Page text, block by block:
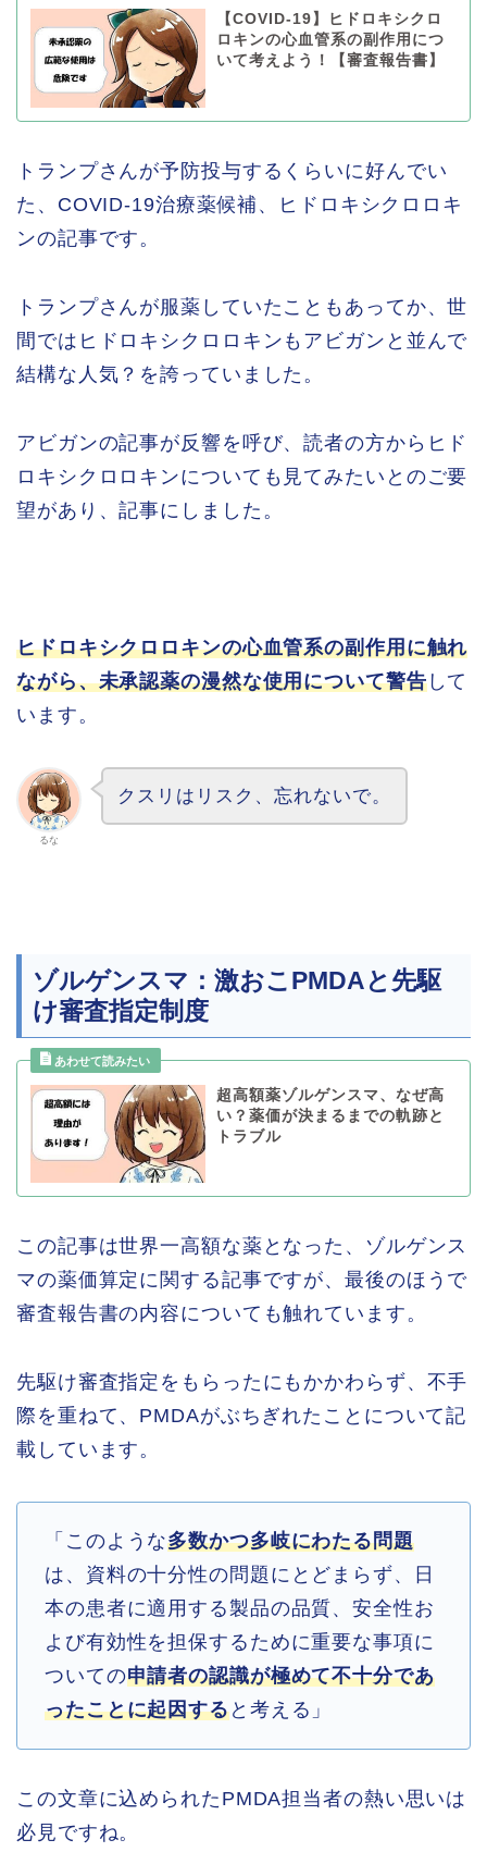
【COVID-19】ヒドロキシクロ
ロキンの心血管系の副作用につ
いて考えよう！【審査報告書】
トランプさんが予防投与するくらいに好んでい
た、COVID-19治療薬候補、ヒドロキシクロロキ
ンの記事です。
トランプさんが服薬していたこともあってか、世
間ではヒドロキシクロロキンもアビガンと並んで
結構な人気？を誇っていました。
アビガンの記事が反響を呼び、読者の方からヒド
ロキシクロロキンについても見てみたいとのご要
望があり、記事にしました。
ヒドロキシクロロキンの心血管系の副作用に触れ
ながら、未承認薬の漫然な使用について警告して
います。
るな
クスリはリスク、忘れないで。
ゾルゲンスマ：激おこPMDAと先駆
け審査指定制度
超高額薬ゾルゲンスマ、なぜ高
い？薬価が決まるまでの軌跡と
トラブル
この記事は世界一高額な薬となった、ゾルゲンス
マの薬価算定に関する記事ですが、最後のほうで
審査報告書の内容についても触れています。
先駆け審査指定をもらったにもかかわらず、不手
際を重ねて、PMDAがぶちぎれたことについて記
載しています。
「このような多数かつ多岐にわたる問題
は、資料の十分性の問題にとどまらず、日
本の患者に適用する製品の品質、安全性お
よび有効性を担保するために重要な事項に
ついての申請者の認識が極めて不十分であ
ったことに起因すると考える」
この文章に込められたPMDA担当者の熱い思いは
必見ですね。